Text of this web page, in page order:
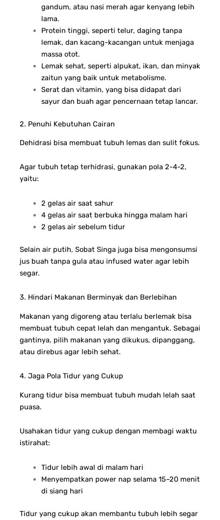
gandum, atau nasi merah agar kenyang lebih
lama.
Protein tinggi, seperti telur, daging tanpa
lemak, dan kacang-kacangan untuk menjaga
massa otot.
Lemak sehat, seperti alpukat, ikan, dan minyak
zaitun yang baik untuk metabolisme.
Serat dan vitamin, yang bisa didapat dari
sayur dan buah agar pencernaan tetap lancar.
2. Penuhi Kebutuhan Cairan
Dehidrasi bisa membuat tubuh lemas dan sulit fokus.
Agar tubuh tetap terhidrasi, gunakan pola 2-4-2,
yaitu:
2 gelas air saat sahur
4 gelas air saat berbuka hingga malam hari
2 gelas air sebelum tidur
Selain air putih, Sobat Singa juga bisa mengonsumsi
jus buah tanpa gula atau infused water agar lebih
segar.
3. Hindari Makanan Berminyak dan Berlebihan
Makanan yang digoreng atau terlalu berlemak bisa
membuat tubuh cepat lelah dan mengantuk. Sebagai
gantinya, pilih makanan yang dikukus, dipanggang,
atau direbus agar lebih sehat.
4. Jaga Pola Tidur yang Cukup
Kurang tidur bisa membuat tubuh mudah lelah saat
puasa.
Usahakan tidur yang cukup dengan membagi waktu
istirahat:
Tidur lebih awal di malam hari
Menyempatkan power nap selama 15–20 menit
di siang hari
Tidur yang cukup akan membantu tubuh lebih segar